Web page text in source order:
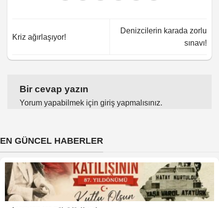
Kriz ağırlaşıyor!
Denizcilerin karada zorlu
sınavı!
Bir cevap yazın
Yorum yapabilmek için giriş yapmalısınız.
EN GÜNCEL HABERLER